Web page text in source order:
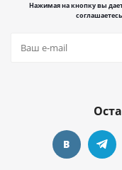
Нажимая на кнопку вы